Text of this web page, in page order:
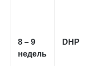
8 – 9
недель
DHP